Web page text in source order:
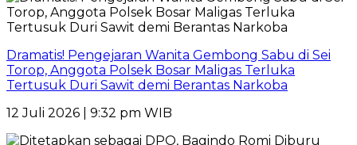
Dramatis! Pengejaran Wanita Gembong Sabu di Sei
Torop, Anggota Polsek Bosar Maligas Terluka
Tertusuk Duri Sawit demi Berantas Narkoba
12 Juli 2026 | 9:32 pm WIB